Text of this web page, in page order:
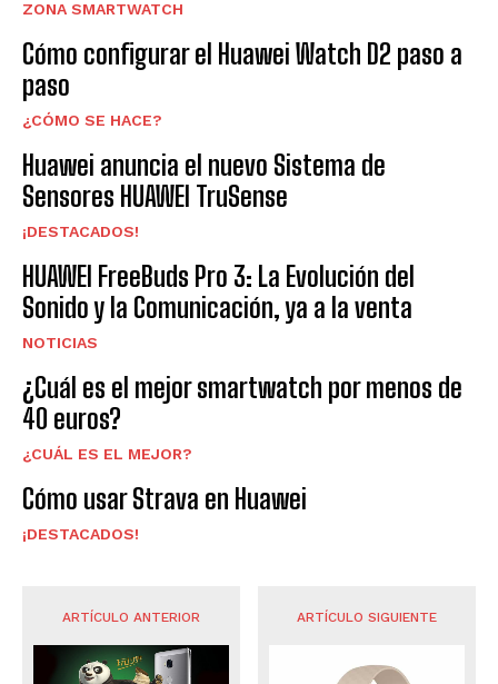
ZONA SMARTWATCH
Cómo configurar el Huawei Watch D2 paso a
paso
¿CÓMO SE HACE?
Huawei anuncia el nuevo Sistema de
Sensores HUAWEI TruSense
¡DESTACADOS!
HUAWEI FreeBuds Pro 3: La Evolución del
Sonido y la Comunicación, ya a la venta
NOTICIAS
¿Cuál es el mejor smartwatch por menos de
40 euros?
¿CUÁL ES EL MEJOR?
Cómo usar Strava en Huawei
¡DESTACADOS!
ARTÍCULO ANTERIOR ARTÍCULO SIGUIENTE